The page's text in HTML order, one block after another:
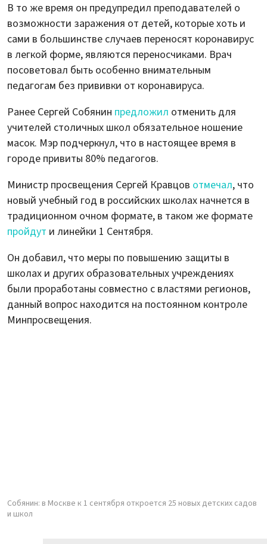
В то же время он предупредил преподавателей о
возможности заражения от детей, которые хоть и
сами в большинстве случаев переносят коронавирус
в легкой форме, являются переносчиками. Врач
посоветовал быть особенно внимательным
педагогам без прививки от коронавируса.
Ранее Сергей Собянин предложил отменить для
учителей столичных школ обязательное ношение
масок. Мэр подчеркнул, что в настоящее время в
городе привиты 80% педагогов.
Министр просвещения Сергей Кравцов отмечал, что
новый учебный год в российских школах начнется в
традиционном очном формате, в таком же формате
пройдут и линейки 1 Сентября.
Он добавил, что меры по повышению защиты в
школах и других образовательных учреждениях
были проработаны совместно с властями регионов,
данный вопрос находится на постоянном контроле
Минпросвещения.
Собянин: в Москве к 1 сентября откроется 25 новых детских садов
и школ